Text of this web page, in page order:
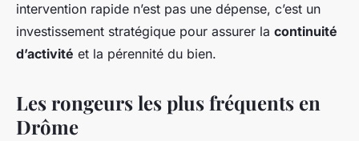
intervention rapide n’est pas une dépense, c’est un
investissement stratégique pour assurer la continuité
d’activité et la pérennité du bien.
Les rongeurs les plus fréquents en
Drôme